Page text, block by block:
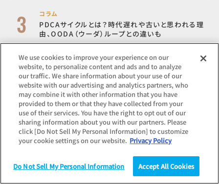
統計（データ） コラム
コラム
PDCAサイクルとは？時代遅れや古いと思われる理
由、OODA（ウーダ）ループとの違いも
コラム
日本におけるリモートワークの現状、メリットとデメ
リットについて
コラム
30代前後に訪れる「クォーターライフクライシス」の
乗り越え方
We use cookies to improve your experience on our
website, to personalize content and ads and to analyze
our traffic. We share information about your use of our
website with our advertising and analytics partners, who
may combine it with other information that you have
provided to them or that they have collected from your
use of their services. You have the right to opt out of our
sharing information about you with our partners. Please
click [Do Not Sell My Personal Information] to customize
your cookie settings on our website. Privacy Policy
Do Not Sell My Personal Information Accept All Cookies